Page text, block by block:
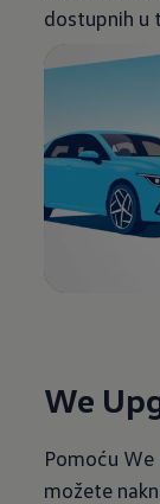
dostupnih u
We
Pomoću
možete